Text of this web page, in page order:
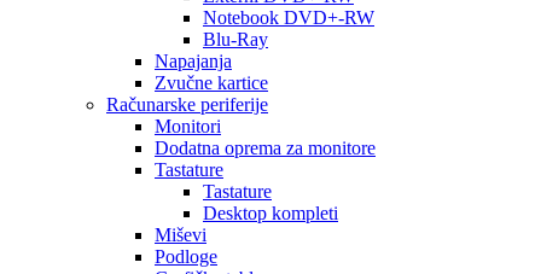
Notebook DVD+-RW
Blu-Ray
Napajanja
Zvučne kartice
Računarske periferije
Monitori
Dodatna oprema za monitore
Tastature
Tastature
Desktop kompleti
Miševi
Podloge